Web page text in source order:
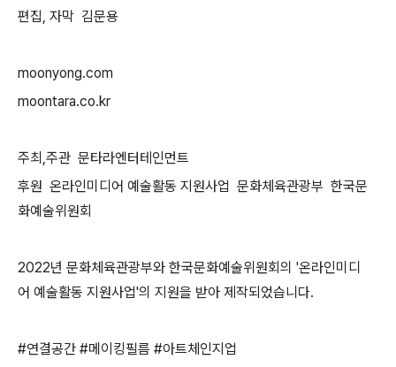
편집, 자막 김문용
moonyong.com
moontara.co.kr
주최,주관 문타라엔터테인먼트
후원 온라인미디어 예술활동 지원사업 문화체육관광부 한국문
화예술위원회
2022년 문화체육관광부와 한국문화예술위원회의 '온라인미디
어 예술활동 지원사업'의 지원을 받아 제작되었습니다.
#연결공간 #메이킹필름 #아트체인지업